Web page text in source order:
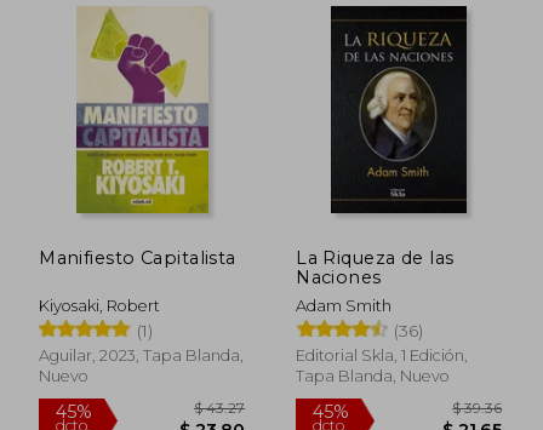
45%
dcto. $ 19.88
45%
dcto.
Manifiesto Capitalista
Kiyosaki, Robert
(1)
Aguilar, 2023, Tapa Blanda,
Nuevo
La Riqueza de las
Naciones
Adam Smith
(36)
Editorial Skla, 1 Edición,
Tapa Blanda, Nuevo